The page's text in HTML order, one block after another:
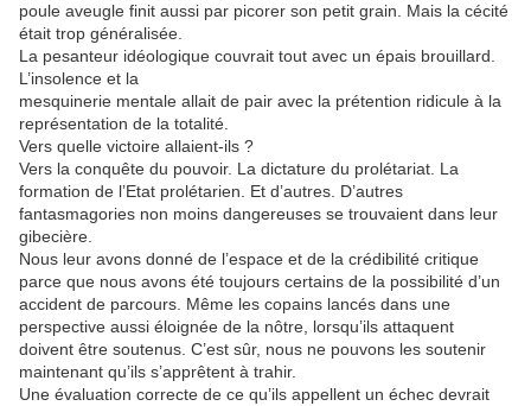
poule aveugle finit aussi par picorer son petit grain. Mais la cécité
était trop généralisée.
La pesanteur idéologique couvrait tout avec un épais brouillard.
L’insolence et la
mesquinerie mentale allait de pair avec la prétention ridicule à la
représentation de la totalité.
Vers quelle victoire allaient-ils ?
Vers la conquête du pouvoir. La dictature du prolétariat. La
formation de l’Etat prolétarien. Et d’autres. D’autres
fantasmagories non moins dangereuses se trouvaient dans leur
gibecière.
Nous leur avons donné de l’espace et de la crédibilité critique
parce que nous avons été toujours certains de la possibilité d’un
accident de parcours. Même les copains lancés dans une
perspective aussi éloignée de la nôtre, lorsqu’ils attaquent
doivent être soutenus. C’est sûr, nous ne pouvons les soutenir
maintenant qu’ils s’apprêtent à trahir.
Une évaluation correcte de ce qu’ils appellent un échec devrait